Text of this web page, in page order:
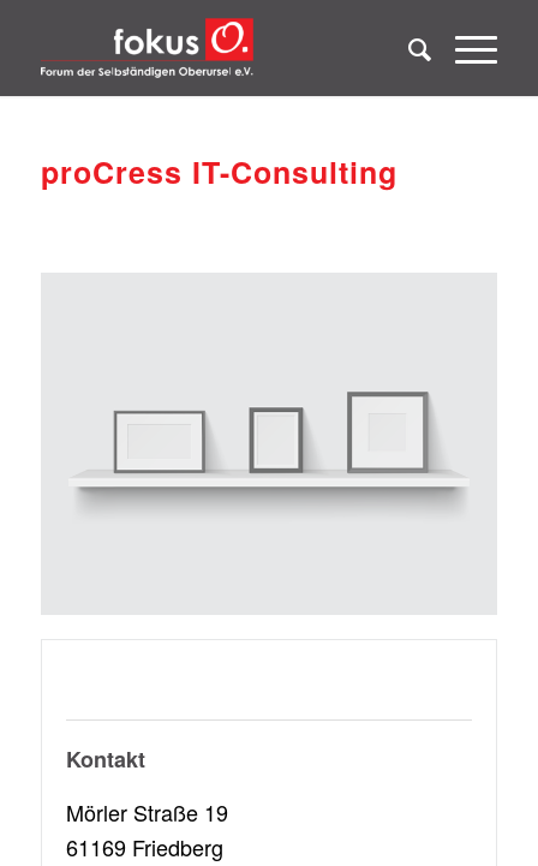
proCress IT-Consulting
Kontakt
Mörler Straße 19
61169 Friedberg